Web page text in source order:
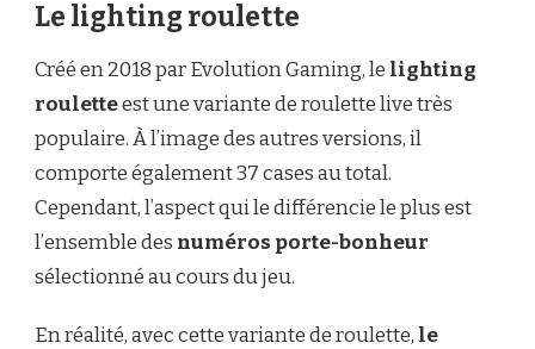
Le lighting roulette
Créé en 2018 par Evolution Gaming, le lighting
rouletteest une variante de roulette live très
populaire. À l’image des autres versions, il
comporte également 37 cases au total.
Cependant, l’aspect qui le différencie le plus est
l’ensemble des numéros porte-bonheur
sélectionné au cours du jeu.
En réalité, avec cette variante de roulette, le